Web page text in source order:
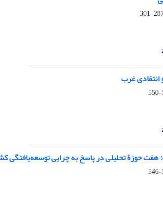
287-
غرب
حوزة تحلیلی در پاسخ به چرایی توسعه‌یافتگی